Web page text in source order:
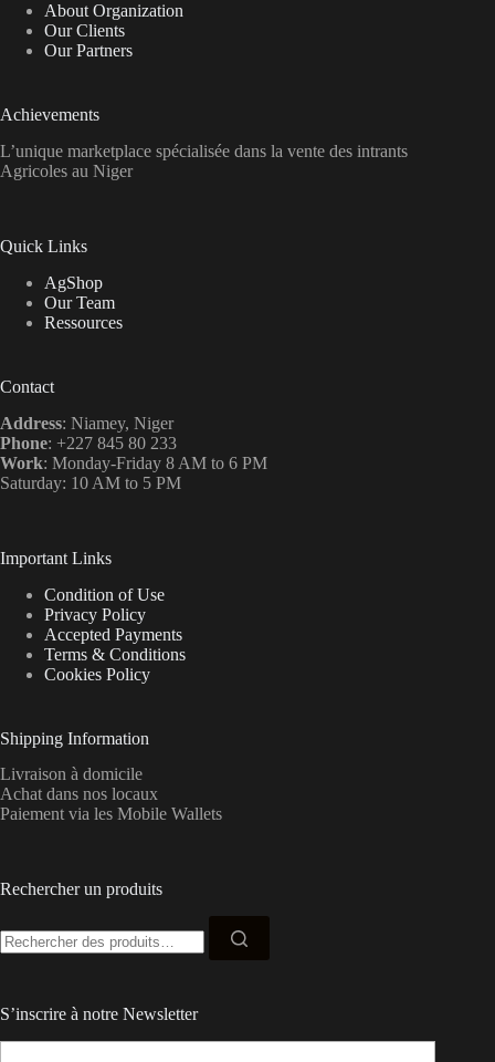
About Organization
Our Clients
Our Partners
Achievements
L’unique marketplace spécialisée dans la vente des intrants
Agricoles au Niger
Quick Links
AgShop
Our Team
Ressources
Contact
Address: Niamey, Niger
Phone: +227 845 80 233
Work: Monday-Friday 8 AM to 6 PM
Saturday: 10 AM to 5 PM
Important Links
Condition of Use
Privacy Policy
Accepted Payments
Terms & Conditions
Cookies Policy
Shipping Information
Livraison à domicile
Achat dans nos locaux
Paiement via les Mobile Wallets
Rechercher un produits
pour :
S’inscrire à notre Newsletter